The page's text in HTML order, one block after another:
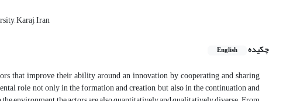
Karaj, Iran
چکیده
English
that improve their ability around an innovation by cooperating and sharing
role not only in the formation and creation, but also in the continuation and